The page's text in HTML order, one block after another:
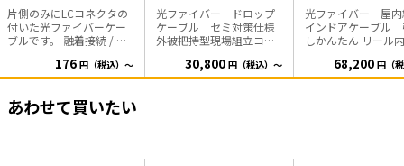
片側のみにLCコネクタの
付いた光ファイバーケー
ブルです。 融着接続 / メ
用として便利な仕様で
す。 ■特長 ・省スペース
のSCコネクタに比べて小
176 円（税込）～
光ファイバー ドロップ
ケーブル セミ対策仕様
外被把持型現場組立コネ
ール巻 仕様 ・SM ITU-T
G.657 A1準拠 ・支持線
30,800 円（税込）～
光ファイバー 屋
インドアケーブル
しかんたん リール
なので配管に適し
ブルです。 補強材
68,200 円（
あわせて買いたい